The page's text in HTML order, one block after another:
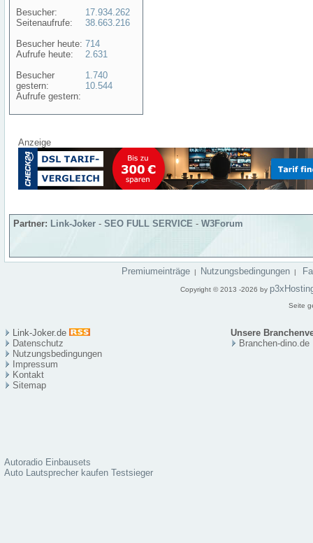
Besucher:
Seitenaufrufe:
Besucher heute:
Aufrufe heute:
Besucher
gestern:
Aufrufe gestern:
17.934.262
38.663.216
714
2.631
1.740
10.544
Anzeige
Partner: Link-Joker - SEO FULL SERVICE - W3Forum
Premiumeinträge | Nutzungsbedingungen |
Copyright © 2013 -2026 by
Seite
Link-Joker.de
Unsere
Datenschutz
Nutzungsbedingungen
Impressum
Kontakt
Sitemap
Branchen-dino.de
Autoradio Einbausets
Auto Lautsprecher kaufen Testsieger